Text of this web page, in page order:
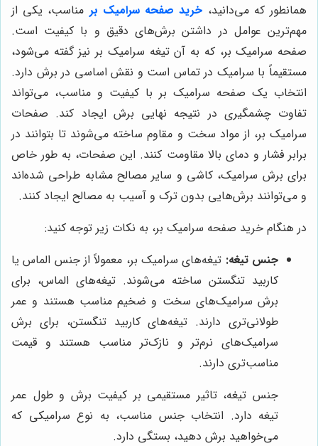
همانطور که می‌دانید، خرید صفحه سرامیک بر مناسب، یکی از
مهم‌ترین عوامل در داشتن برش‌های دقیق و با کیفیت است.
صفحه سرامیک بر، که به آن تیغه سرامیک بر نیز گفته می‌شود،
مستقیماً با سرامیک در تماس است و نقش اساسی در برش دارد.
انتخاب یک صفحه سرامیک بر با کیفیت و مناسب، می‌تواند
تفاوت چشمگیری در نتیجه نهایی برش ایجاد کند. صفحات
سرامیک بر، از مواد سخت و مقاوم ساخته می‌شوند تا بتوانند در
برابر فشار و دمای بالا مقاومت کنند. این صفحات، به طور خاص
برای برش سرامیک، کاشی و سایر مصالح مشابه طراحی شده‌اند
و می‌توانند برش‌هایی بدون ترک و آسیب به مصالح ایجاد کنند.
در هنگام خرید صفحه سرامیک بر، به نکات زیر توجه کنید:
جنس تیغه: تیغه‌های سرامیک بر، معمولاً از جنس الماس یا
کاربید تنگستن ساخته می‌شوند. تیغه‌های الماس، برای
برش سرامیک‌های سخت و ضخیم مناسب هستند و عمر
طولانی‌تری دارند. تیغه‌های کاربید تنگستن، برای برش
سرامیک‌های نرم‌تر و نازک‌تر مناسب هستند و قیمت
مناسب‌تری دارند.
جنس تیغه، تاثیر مستقیمی بر کیفیت برش و طول عمر
تیغه دارد. انتخاب جنس مناسب، به نوع سرامیکی که
می‌خواهید برش دهید، بستگی دارد.